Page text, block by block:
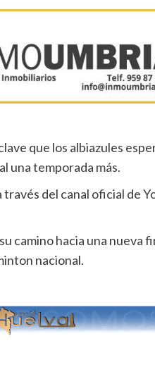
que los albiazules
una temporada más.
del canal oficial de
camino hacia una nueva
nacional.